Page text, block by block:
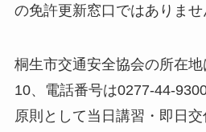
の免許更新窓口ではありませ
桐生市交通安全協会の所在
10、電話番号は0277-44-
原則として当日講習・即日